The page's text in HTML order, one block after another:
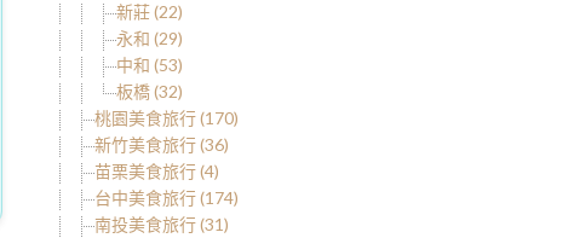
新莊 (22)
永和 (29)
中和 (53)
板橋 (32)
桃園美食旅行 (170)
新竹美食旅行 (36)
苗栗美食旅行 (4)
台中美食旅行 (174)
南投美食旅行 (31)